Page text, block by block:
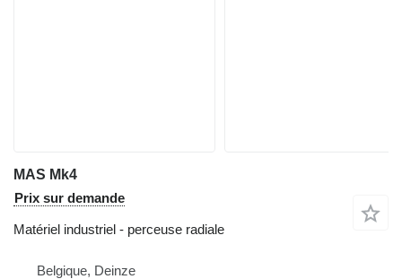
MAS Mk4
Prix sur demande
Matériel industriel - perceuse radiale
Belgique, Deinze